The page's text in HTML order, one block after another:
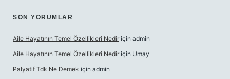
SON YORUMLAR
Aile Hayatının Temel Özellikleri Nedir için admin
Aile Hayatının Temel Özellikleri Nedir için Umay
Palyatif Tdk Ne Demek için admin